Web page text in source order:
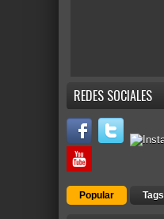
REDES SOCIALES
Popular Tags